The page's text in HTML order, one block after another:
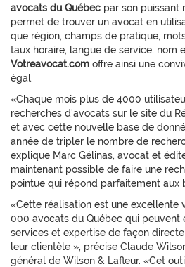
avocats du Québec par son puissant
permet de trouver un avocat en
que région, champs de pratique,
taux horaire, langue de service, nom
Votreavocat.com offre ainsi une
égal.
«Chaque mois plus de 4000
recherches d'avocats sur le site du
et avec cette nouvelle base de
année de tripler le nombre de
explique Marc Gélinas, avocat et
maintenant possible de faire une
pointue qui répond parfaitement aux
«Cette réalisation est une excellente
000 avocats du Québec qui peuvent
services et expertise de façon
leur clientèle », précise Claude
général de Wilson & Lafleur. «Cet